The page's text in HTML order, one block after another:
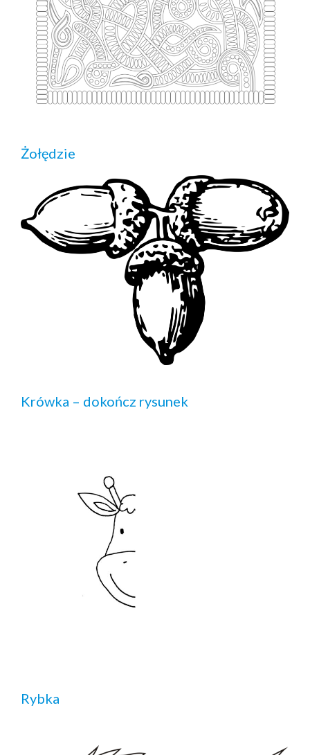
Żołędzie
Krówka – dokończ rysunek
Rybka